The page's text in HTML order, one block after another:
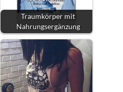
Traumkörper mit
Nahrungsergänzung